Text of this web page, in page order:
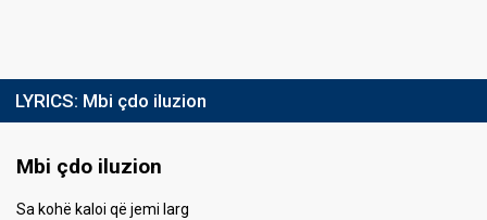
LYRICS: Mbi çdo iluzion
Mbi çdo iluzion
Sa kohë kaloi që jemi larg